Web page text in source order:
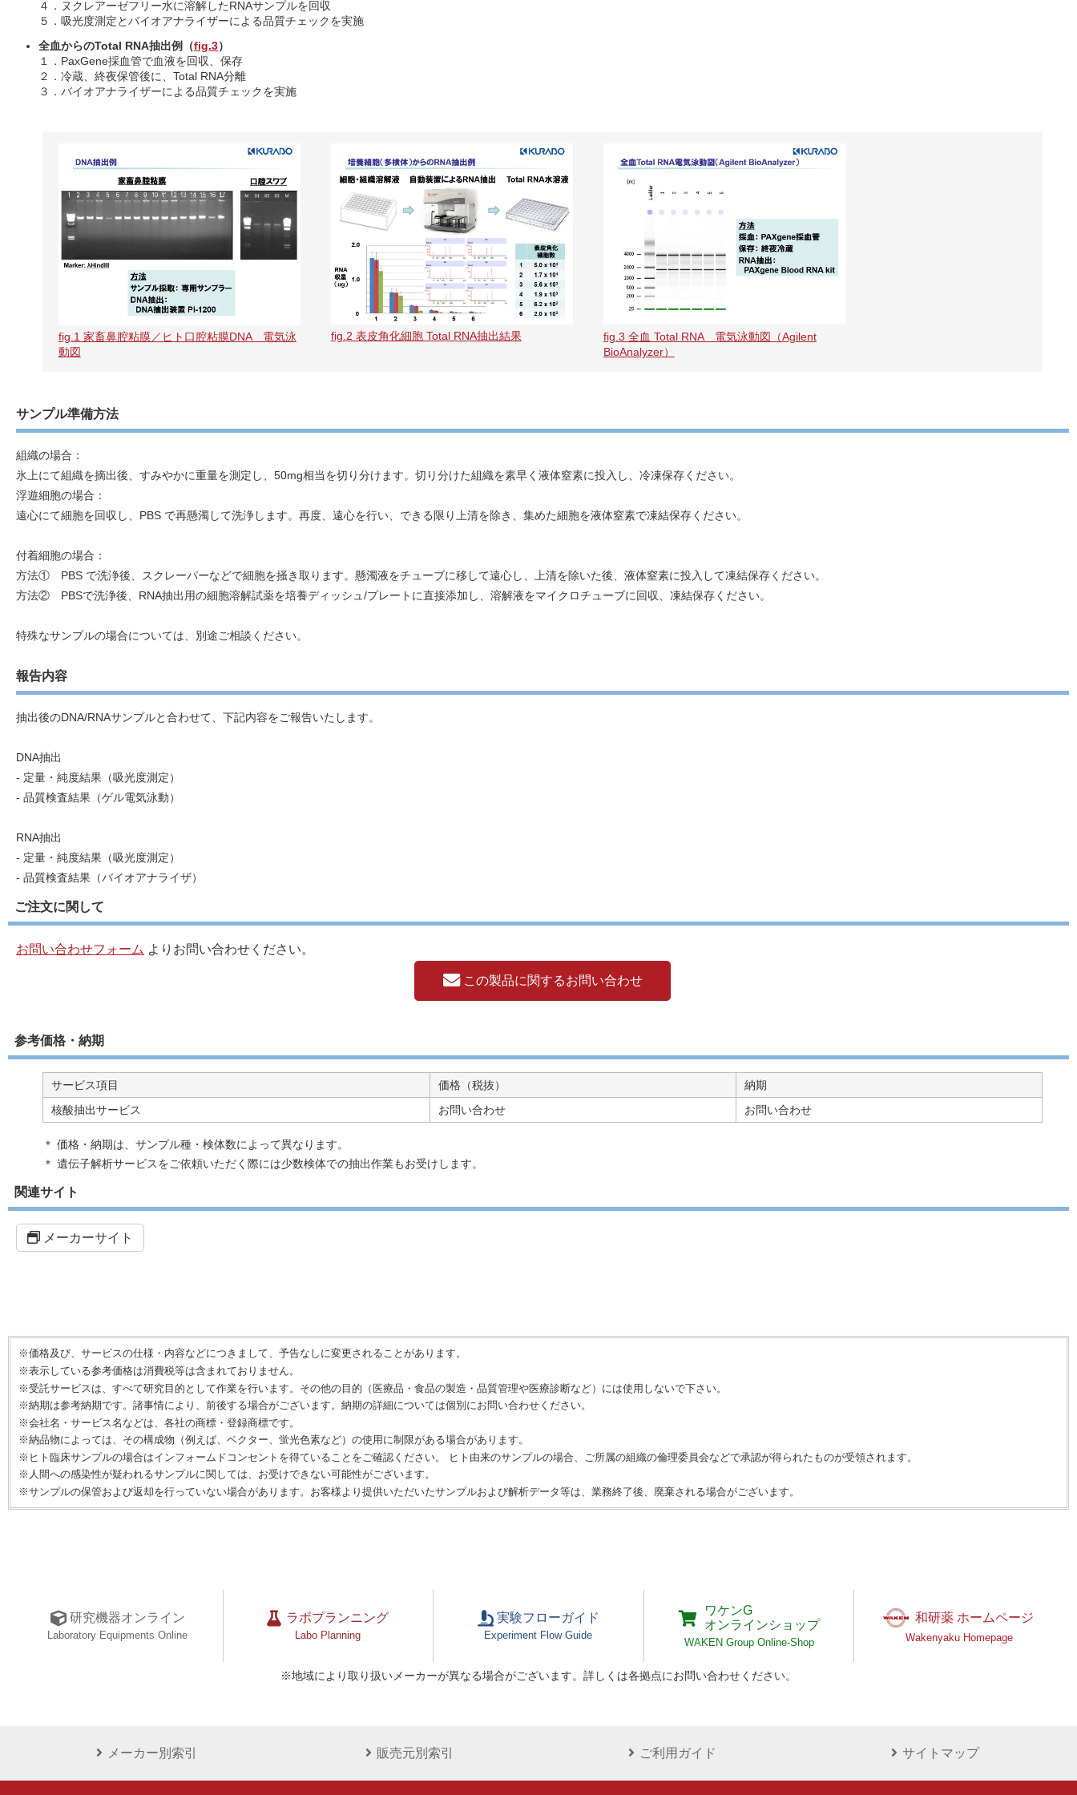
４．ヌクレアーゼフリー水に溶解したRNAサンプルを回収
５．吸光度測定とバイオアナライザーによる品質チェックを実施
全血からのTotal RNA抽出例（fig.3）
１．PaxGene採血管で血液を回収、保存
２．冷蔵、終夜保管後に、Total RNA分離
３．バイオアナライザーによる品質チェックを実施
fig.1 家畜鼻腔粘膜／ヒト口腔粘膜DNA 電気泳
動図
fig.2 表皮角化細胞 Total RNA抽出結果
fig.3 全血 Total RNA 電気泳動図（Agilent
BioAnalyzer）
サンプル準備方法
組織の場合：
氷上にて組織を摘出後、すみやかに重量を測定し、50mg相当を切り分けます。切り分けた組織を素早く液体窒素に投入し、冷凍保存ください。
浮遊細胞の場合：
遠心にて細胞を回収し、PBS で再懸濁して洗浄します。再度、遠心を行い、できる限り上清を除き、集めた細胞を液体窒素で凍結保存ください。
付着細胞の場合：
方法① PBS で洗浄後、スクレーパーなどで細胞を掻き取ります。懸濁液をチューブに移して遠心し、上清を除いた後、液体窒素に投入して凍結保存ください。
方法② PBSで洗浄後、RNA抽出用の細胞溶解試薬を培養ディッシュ/プレートに直接添加し、溶解液をマイクロチューブに回収、凍結保存ください。
特殊なサンプルの場合については、別途ご相談ください。
報告内容
抽出後のDNA/RNAサンプルと合わせて、下記内容をご報告いたします。
DNA抽出
- 定量・純度結果（吸光度測定）
- 品質検査結果（ゲル電気泳動）
RNA抽出
- 定量・純度結果（吸光度測定）
- 品質検査結果（バイオアナライザ）
ご注文に関して
お問い合わせフォーム よりお問い合わせください。
この製品に関するお問い合わせ
参考価格・納期
サービス項目 価格（税抜）
納期
核酸抽出サービス
お問い合わせ お問い合わせ
＊ 価格・納期は、サンプル種・検体数によって異なります。
＊ 遺伝子解析サービスをご依頼いただく際には少数検体での抽出作業もお受けします。
関連サイト
メーカーサイト
※価格及び、サービスの仕様・内容などにつきまして、予告なしに変更されることがあります。
※表示している参考価格は消費税等は含まれておりません。
※受託サービスは、すべて研究目的として作業を行います。その他の目的（医療品・食品の製造・品質管理や医療診断など）には使用しないで下さい。
※納期は参考納期です。諸事情により、前後する場合がございます。納期の詳細については個別にお問い合わせください。
※会社名・サービス名などは、各社の商標・登録商標です。
※納品物によっては、その構成物（例えば、ベクター、蛍光色素など）の使用に制限がある場合があります。
※ヒト臨床サンプルの場合はインフォームドコンセントを得ていることをご確認ください。 ヒト由来のサンプルの場合、ご所属の組織の倫理委員会などで承認が得られたものが受領されます。
※人間への感染性が疑われるサンプルに関しては、お受けできない可能性がございます。
※サンプルの保管および返却を行っていない場合があります。お客様より提供いただいたサンプルおよび解析データ等は、業務終了後、廃棄される場合がございます。
研究機器オンライン
Laboratory Equipments Online
ラボプランニング
Labo Planning
実験フローガイド
Experiment Flow Guide
ワケンG
オンラインショップ
WAKEN Group Online-Shop
和研薬 ホームページ
Wakenyaku Homepage
※地域により取り扱いメーカーが異なる場合がございます。詳しくは各拠点にお問い合わせください。
メーカー別索引 販売元別索引 ご利用ガイド サイトマップ